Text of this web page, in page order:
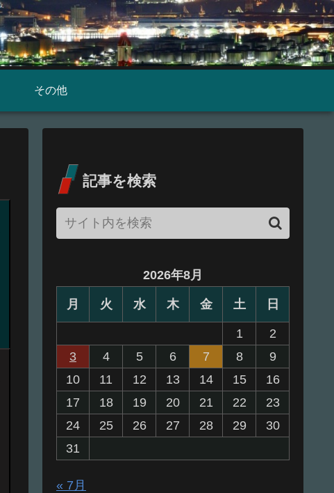
その他
記事を検索
2026年8月
月 火 水 木 金 土 日
1
2
3
4 5 6 7 8
9
10
11 12 13 14 15
16
17
18 19 20 21 22
23
24
25 26 27 28 29
30
31
« 7月